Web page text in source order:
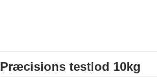
Præcisions testlod 10kg